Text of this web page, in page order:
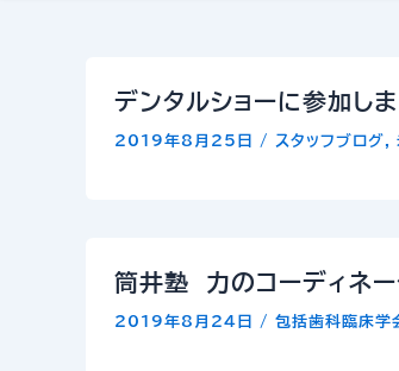
デンタルショーに参加しま
2019年8月25日 / スタッフブログ,
筒井塾 力のコーディネ
2019年8月24日 / 包括歯科臨床学